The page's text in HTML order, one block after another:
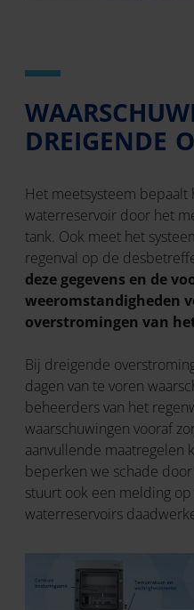
DREIGENDE
Het meetsysteem
waterreservoir door het
tank. Ook meet het
regenval op de
deze gegevens en de
weeromstandigheden
overstromingen van
Bij dreigende
dagen van te voren
beheerders van het
waarschuwingen vooraf
aanvullende maatregelen
beperken we schade
stuurt ook een melding
waterreservoirs